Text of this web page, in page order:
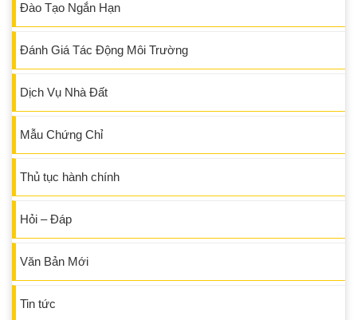
Đào Tạo Ngắn Hạn
Đánh Giá Tác Động Môi Trường
Dịch Vụ Nhà Đất
Mẫu Chứng Chỉ
Thủ tục hành chính
Hỏi – Đáp
Văn Bản Mới
Tin tức